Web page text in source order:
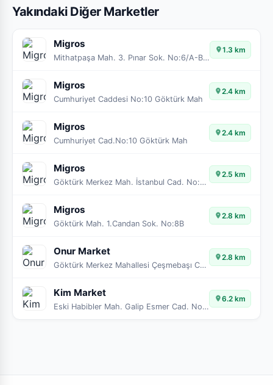
Yakındaki Diğer Marketler
Migros
Mithatpaşa Mah. 3. Pınar Sok. No:6/A-B-C
1.3 km
Migros
Cumhuriyet Caddesi No:10 Göktürk Mah
2.4 km
Migros
Cumhuriyet Cad.No:10 Göktürk Mah
2.4 km
Migros
Göktürk Merkez Mah. İstanbul Cad. No:36
2.5 km
Migros
Göktürk Mah. 1.Candan Sok. No:8B
2.8 km
Onur Market
Göktürk Merkez Mahallesi Çeşmebaşı Caddesi No:17 34077 Göktürk
2.8 km
Kim Market
Eski Habibler Mah. Galip Esmer Cad. No:36
6.2 km